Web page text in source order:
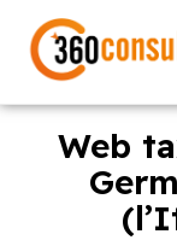
Web